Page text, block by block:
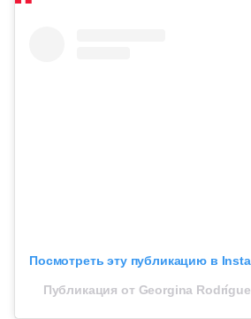
Посмотреть эту публикацию в
Публикация от Georgina